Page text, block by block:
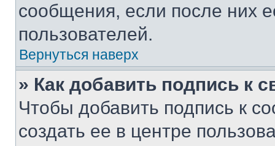
сообщения, если после них
пользователей.
Вернуться наверх
» Как добавить подпись к
Чтобы добавить подпись к
создать ее в центре